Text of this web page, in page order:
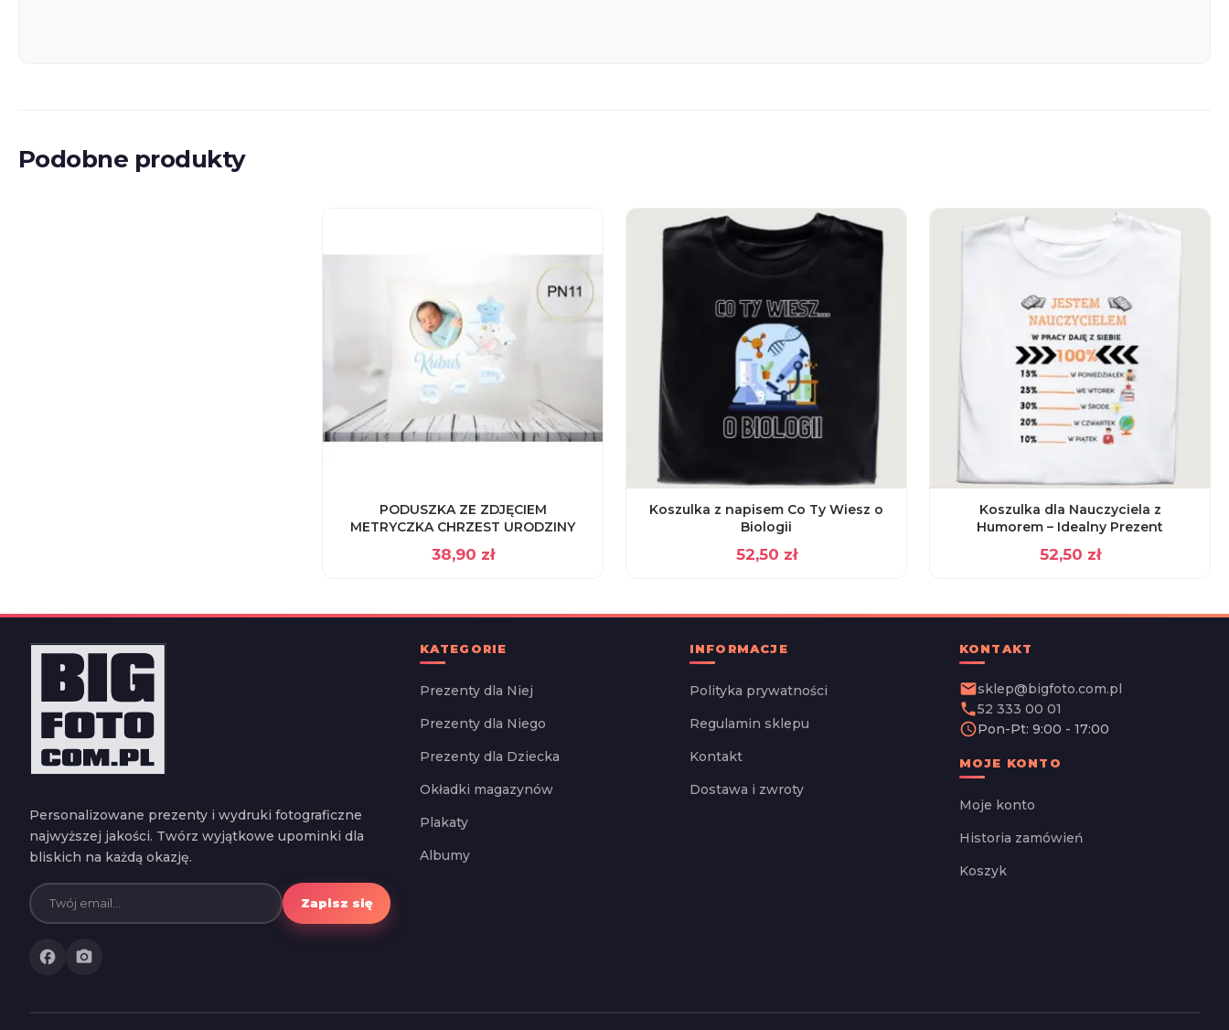
Podobne produkty
PODUSZKA ZE ZDJĘCIEM
METRYCZKA CHRZEST URODZINY
38,90 zł
Koszulka z napisem Co Ty Wiesz o
Biologii
52,50 zł
Koszulka dla Nauczyciela z
Humorem – Idealny Prezent
52,50 zł
Personalizowane prezenty i wydruki fotograficzne
najwyższej jakości. Twórz wyjątkowe upominki dla
bliskich na każdą okazję.
Zapisz się
facebook photo_camera
KATEGORIE
Prezenty dla Niej
Prezenty dla Niego
Prezenty dla Dziecka
Okładki magazynów
Plakaty
Albumy
INFORMACJE
Polityka prywatności
Regulamin sklepu
Kontakt
Dostawa i zwroty
KONTAKT
emailsklep@bigfoto.com.pl
phone52 333 00 01
schedulePon-Pt: 9:00 - 17:00
MOJE KONTO
Moje konto
Historia zamówień
Koszyk